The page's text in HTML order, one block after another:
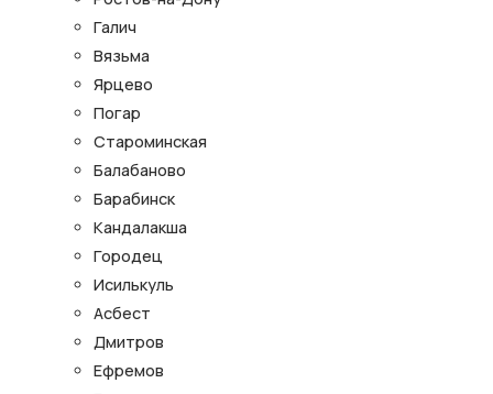
Галич
Вязьма
Ярцево
Погар
Староминская
Балабаново
Барабинск
Кандалакша
Городец
Исилькуль
Асбест
Дмитров
Ефремов